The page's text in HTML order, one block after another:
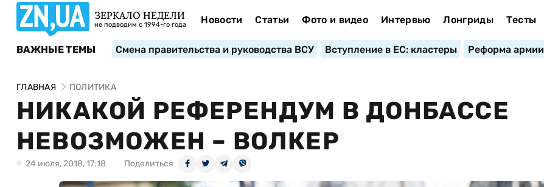
ЗЕРКАЛО НЕДЕЛИ
не подводим с 1994-го года Новости Статьи Фото и видео Интервью Лонгриды Тесты
ВАЖНЫЕ ТЕМЫ Смена правительства и руководства ВСУ Вступление в ЕС: кластеры Реформа армии
ГЛАВНАЯ ПОЛИТИКА
НИКАКОЙ РЕФЕРЕНДУМ В ДОНБАССЕ
НЕВОЗМОЖЕН – ВОЛКЕР
24 июля, 2018, 17:18 Поделиться